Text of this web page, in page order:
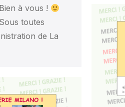
à vous !
toutes
de La